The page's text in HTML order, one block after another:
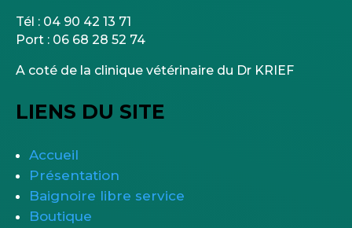
Tél : 04 90 42 13 71
Port : 06 68 28 52 74
A coté de la clinique vétérinaire du Dr KRIEF
LIENS DU SITE
Accueil
Présentation
Baignoire libre service
Boutique